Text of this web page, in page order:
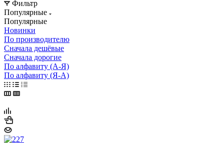
Фильтр
Популярные
Популярные
Новинки
По производителю
Сначала дешёвые
Сначала дорогие
По алфавиту (А-Я)
По алфавиту (Я-А)